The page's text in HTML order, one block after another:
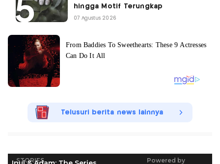
hingga Motif Terungkap
07 Agustus 2026
Telusuri berita news lainnya